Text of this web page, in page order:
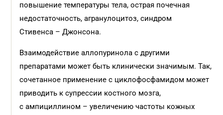
повышение температуры тела, острая почечная
недостаточность, агранулоцитоз, синдром
Стивенса – Джонсона.
Взаимодействие аллопуринола с другими
препаратами может быть клинически значимым. Так,
сочетанное применение с циклофосфамидом может
приводить к cупрессии костного мозга,
с ампициллином – увеличению частоты кожных